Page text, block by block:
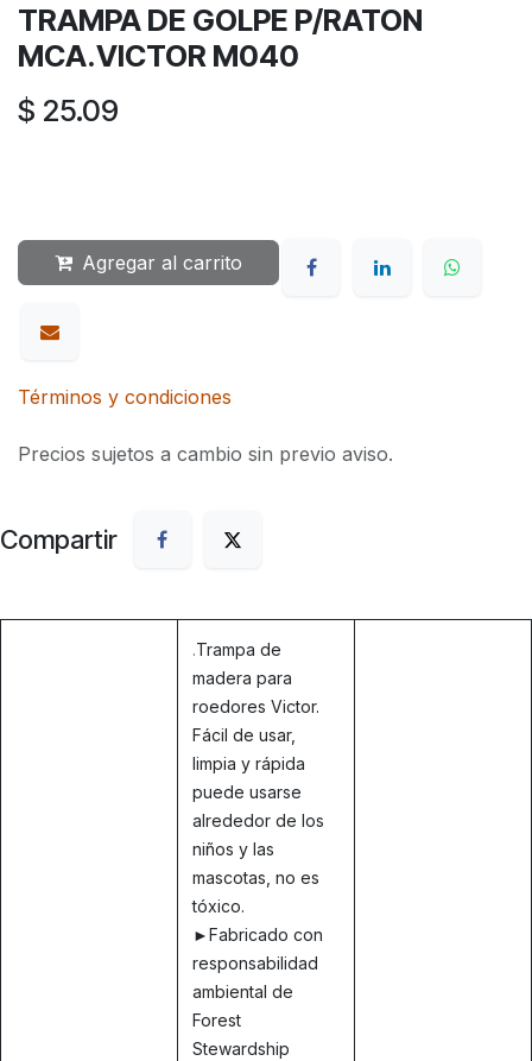
TRAMPA DE GOLPE P/RATON
MCA.VICTOR M040
$ 25.09
Agregar al carrito
Términos y condiciones
Precios sujetos a cambio sin previo aviso.
Compartir
.Trampa de
madera para
roedores Victor.
Fácil de usar,
limpia y rápida
puede usarse
alrededor de los
niños y las
mascotas, no es
tóxico.
►Fabricado con
responsabilidad
ambiental de
Forest
Stewardship